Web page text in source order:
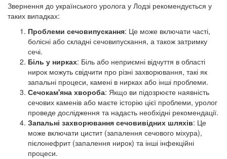
Звернення до українського уролога у Лодзі рекомендується у
таких випадках:
Проблеми сечовипускання: Це може включати часті,
болісні або складні сечовипускання, а також затримку
сечі.
Біль у нирках: Біль або неприємні відчуття в області
нирок можуть свідчити про різні захворювання, такі як
запальні процеси, камені в нирках або інші проблеми.
Сечокам'яна хвороба: Якщо ви підозрюєте наявність
сечових каменів або маєте історію цієї проблеми, уролог
проведе дослідження та надасть необхідні рекомендації.
Запальні захворювання сечовивідних шляхів: Це
може включати цистит (запалення сечового міхура),
пієлонефрит (запалення нирок) та інші інфекційні
процеси.